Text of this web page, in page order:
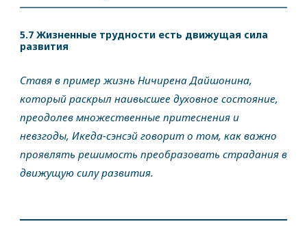
5.7 Жизненные трудности есть движущая сила
развития
Ставя в пример жизнь Ничирена Дайшонина,
который раскрыл наивысшее духовное состояние,
преодолев множественные притеснения и
невзгоды, Икеда-сэнсэй говорит о том, как важно
проявлять решимость преобразовать страдания в
движущую силу развития.